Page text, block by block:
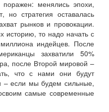
менялись эпохи,
но стратегия оставалась
рынков и провокации.
историю, то надо начать с
индейцев. После
захватили 50%
после Второй мировой –
что с нами они будут
– если мы будем сильные,
самые современные